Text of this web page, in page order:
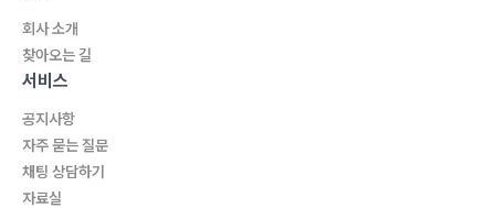
회사 소개
찾아오는 길
서비스
공지사항
자주 묻는 질문
채팅 상담하기
자료실